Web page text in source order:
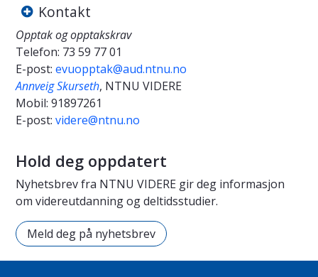
Kontakt
Opptak og opptakskrav
Telefon: 73 59 77 01
E-post: evuopptak@aud.ntnu.no
Annveig Skurseth, NTNU VIDERE
Mobil: 91897261
E-post: videre@ntnu.no
Hold deg oppdatert
Nyhetsbrev fra NTNU VIDERE gir deg informasjon
om videreutdanning og deltidsstudier.
Meld deg på nyhetsbrev